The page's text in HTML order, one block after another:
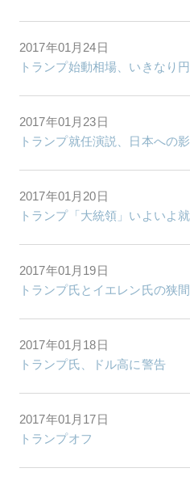
2017年01月24日
トランプ始動相場、いきなり
2017年01月23日
トランプ就任演説、日本への
2017年01月20日
トランプ「大統領」いよいよ
2017年01月19日
トランプ氏とイエレン氏の狭
2017年01月18日
トランプ氏、ドル高に警告
2017年01月17日
トランプオフ